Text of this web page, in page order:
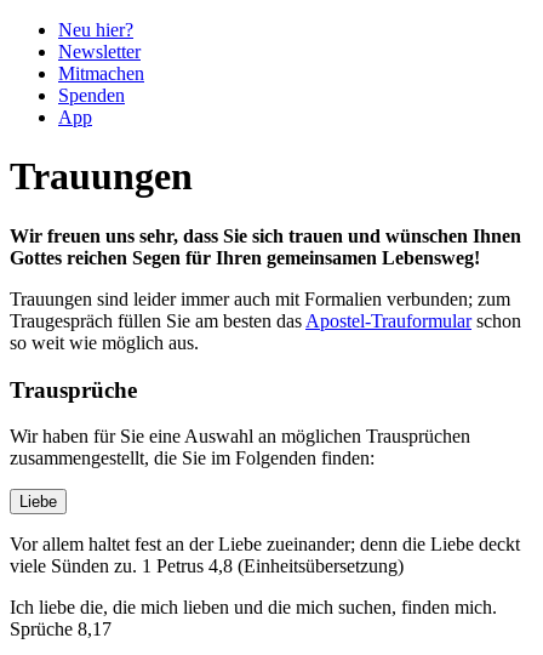
Neu hier?
Newsletter
Mitmachen
Spenden
App
Trauungen
Wir freuen uns sehr, dass Sie sich trauen und wünschen Ihnen
Gottes reichen Segen für Ihren gemeinsamen Lebensweg!
Trauungen sind leider immer auch mit Formalien verbunden; zum
Traugespräch füllen Sie am besten das Apostel-Trauformularschon
so weit wie möglich aus.
Trausprüche
Wir haben für Sie eine Auswahl an möglichen Trausprüchen
zusammengestellt, die Sie im Folgenden finden:
Liebe
Vor allem haltet fest an der Liebe zueinander; denn die Liebe deckt
viele Sünden zu. 1 Petrus 4,8 (Einheitsübersetzung)
Ich liebe die, die mich lieben und die mich suchen, finden mich.
Sprüche 8,17